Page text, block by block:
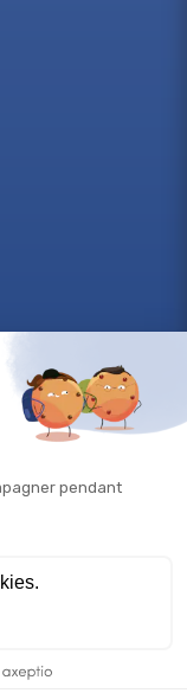
- Tous droits